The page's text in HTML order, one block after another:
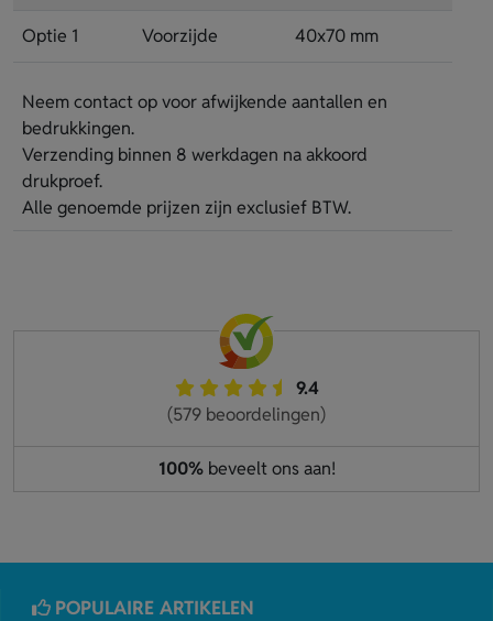
Optie 1 Voorzijde 40x70 mm
Neem contact op voor afwijkende aantallen en
bedrukkingen.
Verzending binnen 8 werkdagen na akkoord
drukproef.
Alle genoemde prijzen zijn exclusief BTW.
9.4
(579 beoordelingen)
100%beveelt ons aan!
POPULAIRE ARTIKELEN